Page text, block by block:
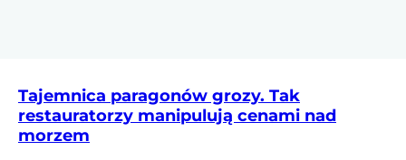
Tajemnica paragonów grozy. Tak
restauratorzy manipulują cenami nad
morzem